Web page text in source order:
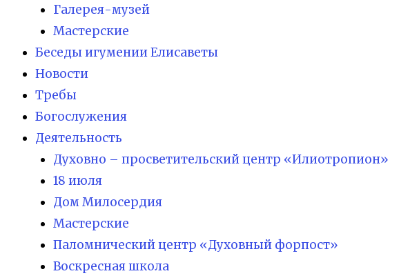
Галерея-музей
Мастерские
Беседы игумении Елисаветы
Новости
Требы
Богослужения
Деятельность
Духовно – просветительский центр «Илиотропион»
18 июля
Дом Милосердия
Мастерские
Паломнический центр «Духовный форпост»
Воскресная школа